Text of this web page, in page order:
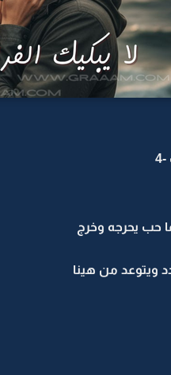
4
حب يحرجه وخرج
ويتوعد من هينا